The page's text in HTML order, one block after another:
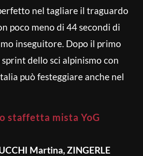
nel tagliare il traguardo
poco meno di 44 secondi di
inseguitore. Dopo il primo
dello sci alpinismo con
può festeggiare anche nel
staffetta mista YoG
Martina, ZINGERLE